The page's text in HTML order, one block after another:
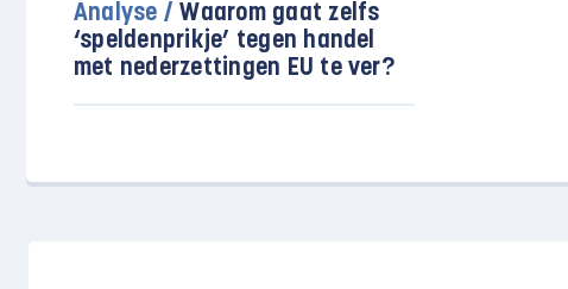
Analyse / Waarom gaat zelfs
‘speldenprikje’ tegen handel
met nederzettingen EU te ver?